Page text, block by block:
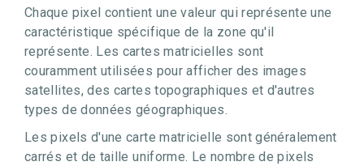
Chaque pixel contient une valeur qui représente une
caractéristique spécifique de la zone qu'il
représente. Les cartes matricielles sont
couramment utilisées pour afficher des images
satellites, des cartes topographiques et d'autres
types de données géographiques.
Les pixels d'une carte matricielle sont généralement
carrés et de taille uniforme. Le nombre de pixels